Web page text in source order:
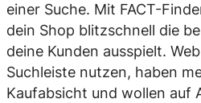
einer Suche. Mit FACT-
dein Shop blitzschnell die
deine Kunden ausspielt.
Suchleiste nutzen, haben
Kaufabsicht und wollen auf